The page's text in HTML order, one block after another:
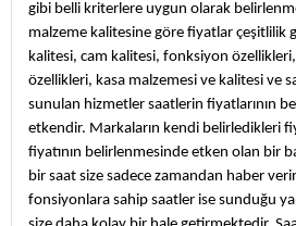
gibi belli kriterlere uygun olarak
malzeme kalitesine göre fiyatlar çeşitlilik
kalitesi, cam kalitesi, fonksiyon
özellikleri, kasa malzemesi ve kalitesi ve
sunulan hizmetler saatlerin fiyatlarının
etkendir. Markaların kendi belirledikleri
fiyatının belirlenmesinde etken olan bir
bir saat size sadece zamandan haber
fonsiyonlara sahip saatler ise sunduğu